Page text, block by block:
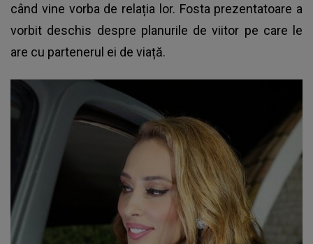
când vine vorba de relația lor. Fosta prezentatoare a
vorbit deschis despre planurile de viitor pe care le
are cu partenerul ei de viață.